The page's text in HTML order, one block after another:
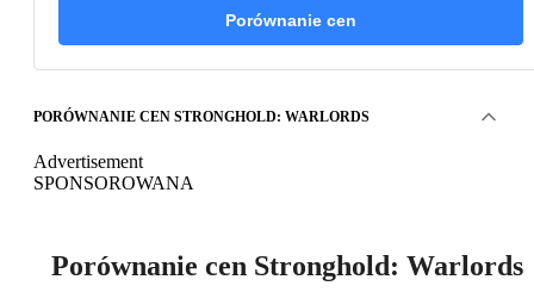
Porównanie cen
PORÓWNANIE CEN STRONGHOLD: WARLORDS
Advertisement
SPONSOROWANA
Porównanie cen Stronghold: Warlords